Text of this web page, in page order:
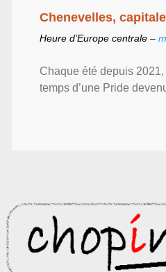
Chenevelles,
Heure d’Europe centrale –
Chaque été depuis
temps d’une Pride